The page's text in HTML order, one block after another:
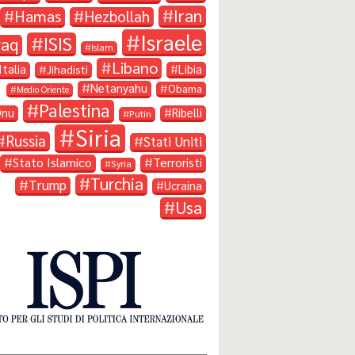
Hamas Hezbollah Iran
ISIS Islam Israele
Jihadisti Libano Libia
Medio Oriente Netanyahu Obama
Palestina Putin Ribelli
Russia Siria Stati Uniti
Stato Islamico Syria Terroristi
Trump Turchia Ucraina
Usa